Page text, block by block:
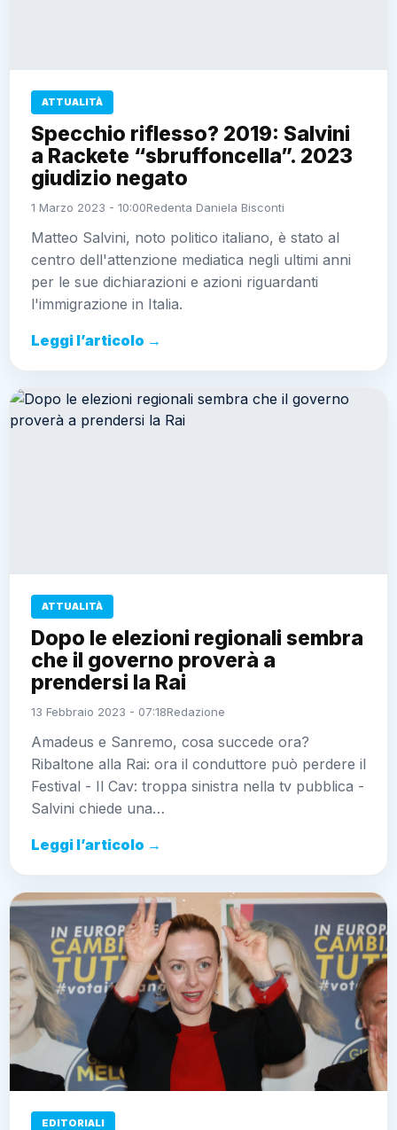
ATTUALITÀ
Specchio riflesso? 2019: Salvini
a Rackete “sbruffoncella”. 2023
giudizio negato
1 Marzo 2023 - 10:00Redenta Daniela Bisconti
Matteo Salvini, noto politico italiano, è stato al
centro dell'attenzione mediatica negli ultimi anni
per le sue dichiarazioni e azioni riguardanti
l'immigrazione in Italia.
Leggi l’articolo →
ATTUALITÀ
Dopo le elezioni regionali sembra
che il governo proverà a
prendersi la Rai
13 Febbraio 2023 - 07:18Redazione
Amadeus e Sanremo, cosa succede ora?
Ribaltone alla Rai: ora il conduttore può perdere il
Festival - Il Cav: troppa sinistra nella tv pubblica -
Salvini chiede una…
Leggi l’articolo →
EDITORIALI